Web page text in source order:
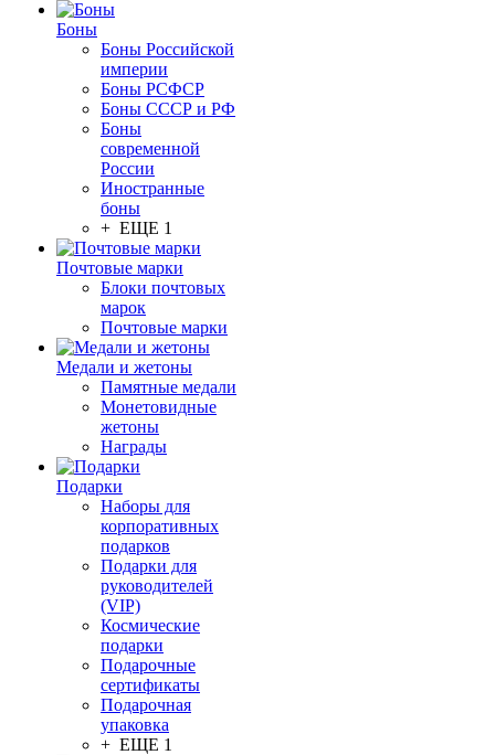
Боны
Боны Российской
империи
Боны РСФСР
Боны СССР и РФ
Боны
современной
России
Иностранные
боны
+ ЕЩЕ 1
Почтовые марки
Блоки почтовых
марок
Почтовые марки
Медали и жетоны
Памятные медали
Монетовидные
жетоны
Награды
Подарки
Наборы для
корпоративных
подарков
Подарки для
руководителей
(VIP)
Космические
подарки
Подарочные
сертификаты
Подарочная
упаковка
+ ЕЩЕ 1